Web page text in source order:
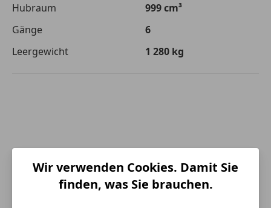
Hubraum
999 cm³
Gänge
6
Leergewicht
1 280 kg
Wir verwenden Cookies. Damit Sie
finden, was Sie brauchen.